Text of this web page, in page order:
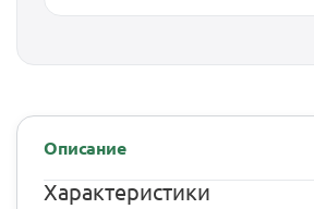
Описание
Характеристики